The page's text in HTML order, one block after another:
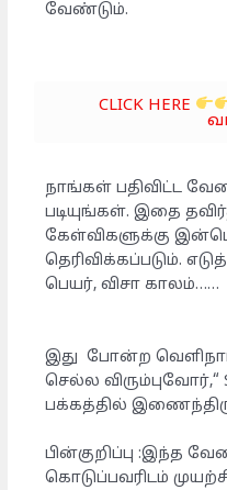
வேண்டும்.
CLICK HERE
நாங்கள் பதிவிட்ட
படியுங்கள். இதை
கேள்விகளுக்கு
தெரிவிக்கப்படும்.
பெயர், விசா காலம்……
இது போன்ற
செல்ல விரும்புவோர்,“
பக்கத்தில்
பின்குறிப்பு :இந்த
கொடுப்பவரிடம்